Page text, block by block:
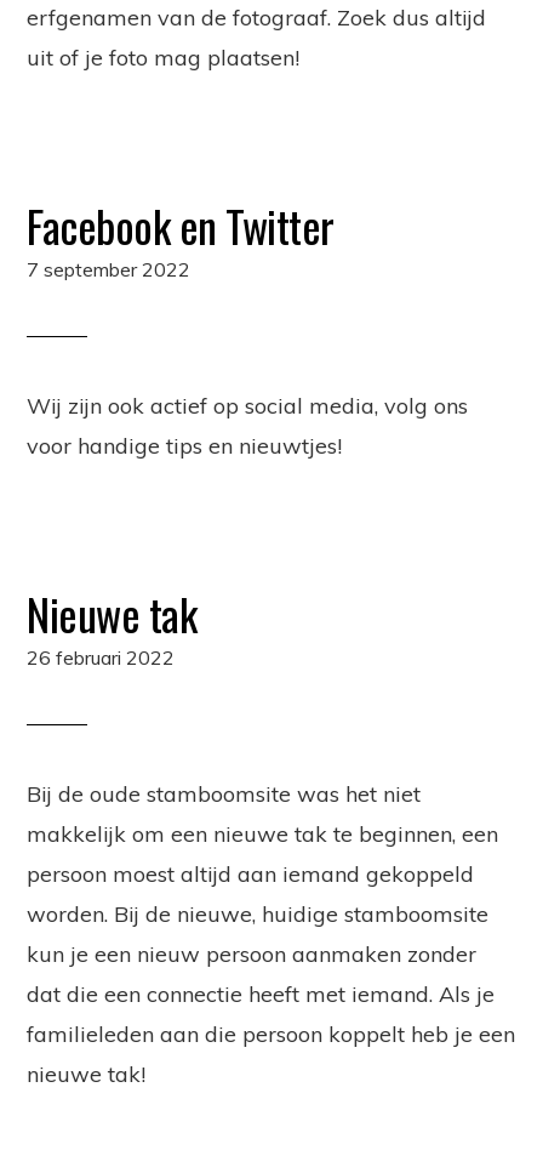
erfgenamen van de fotograaf. Zoek dus altijd
uit of je foto mag plaatsen!
Facebook en Twitter
7 september 2022
Wij zijn ook actief op social media, volg ons
voor handige tips en nieuwtjes!
Nieuwe tak
26 februari 2022
Bij de oude stamboomsite was het niet
makkelijk om een nieuwe tak te beginnen, een
persoon moest altijd aan iemand gekoppeld
worden. Bij de nieuwe, huidige stamboomsite
kun je een nieuw persoon aanmaken zonder
dat die een connectie heeft met iemand. Als je
familieleden aan die persoon koppelt heb je een
nieuwe tak!